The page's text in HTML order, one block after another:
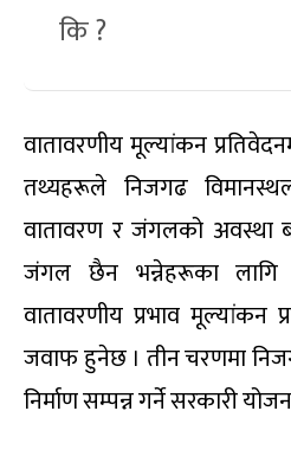
कि ?
वातावरणीय मूल्यांकन
तथ्यहरूले निजगढ
वातावरण र जंगलको अवस्था
जंगल छैन भन्नेहरूका लागि
वातावरणीय प्रभाव
जवाफ हुनेछ । तीन चरणमा
निर्माण सम्पन्न गर्ने सरकारी